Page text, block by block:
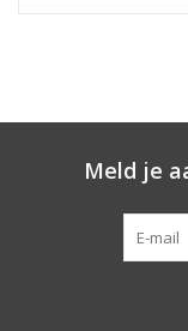
Meld je